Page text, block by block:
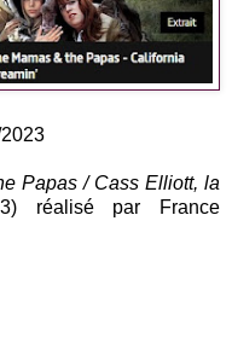
Papas / Cass Elliott, la
réalisé par France